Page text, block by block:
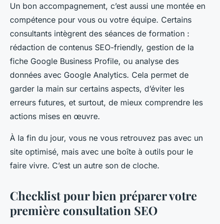
Un bon accompagnement, c’est aussi une montée en
compétence pour vous ou votre équipe. Certains
consultants intègrent des séances de formation :
rédaction de contenus SEO-friendly, gestion de la
fiche Google Business Profile, ou analyse des
données avec Google Analytics. Cela permet de
garder la main sur certains aspects, d’éviter les
erreurs futures, et surtout, de mieux comprendre les
actions mises en œuvre.
À la fin du jour, vous ne vous retrouvez pas avec un
site optimisé, mais avec une boîte à outils pour le
faire vivre. C’est un autre son de cloche.
Checklist pour bien préparer votre
première consultation SEO